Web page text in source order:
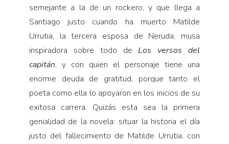
semejante a la de un rockero, y que llega a
Santiago justo cuando ha muerto Matilde
Urrutia, la tercera esposa de Neruda, musa
inspiradora sobre todo de Los versos del
capitán, y con quien el personaje tiene una
enorme deuda de gratitud, porque tanto el
poeta como ella lo apoyaron en los inicios de su
exitosa carrera. Quizás esta sea la primera
genialidad de la novela: situar la historia el día
justo del fallecimiento de Matilde Urrutia, con